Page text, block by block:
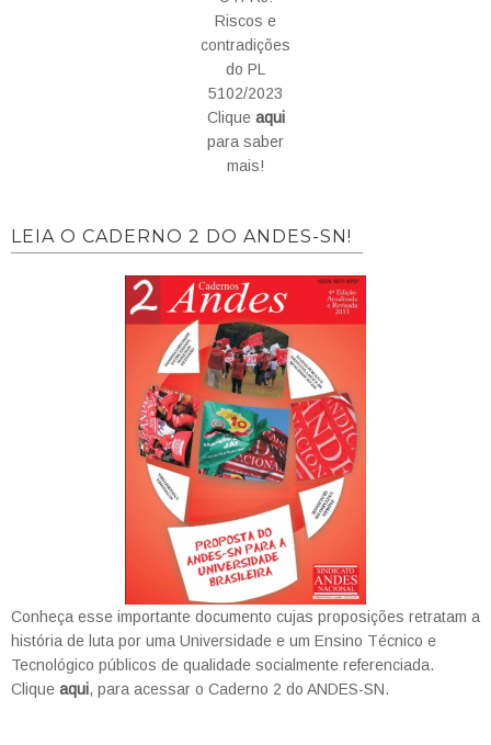
Riscos e
contradições
do PL
5102/2023
Clique aqui
para saber
mais!
LEIA O CADERNO 2 DO ANDES-SN!
Conheça esse importante documento cujas proposições retratam a
história de luta por uma Universidade e um Ensino Técnico e
Tecnológico públicos de qualidade socialmente referenciada.
Clique aqui, para acessar o Caderno 2 do ANDES-SN.